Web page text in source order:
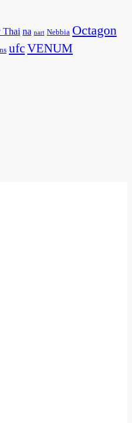
Thai na nart Nebbia Octagon
ufcVENUM